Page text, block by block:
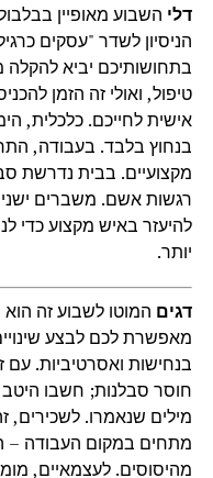
דלי השבוע מאופיין
הניסיון לשדר "עסקים
בתחושותיכם יביא להקלה
טיפול, ואולי זה הזמן
אישית לחייכם. כלכלית,
בנחוץ בלבד. בעבודה,
מקצועיים. בבית נדרשת
רגשות אשם. משברים
להיעזר באיש מקצוע כדי
יותר.
דגים המוטו לשבוע זה
מאפשרת לכם לבצע
בנחישות ואסרטיביות. עם
חוסר סבלנות; חשבו
מילים שנאמרו. לשכירים,
מתחים במקום העבודה –
מהיסוסים. לעצמאיים,